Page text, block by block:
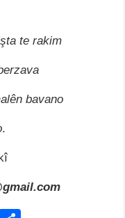
te rakim
bavano
.